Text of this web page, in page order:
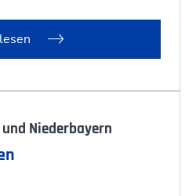
und Niederbayern